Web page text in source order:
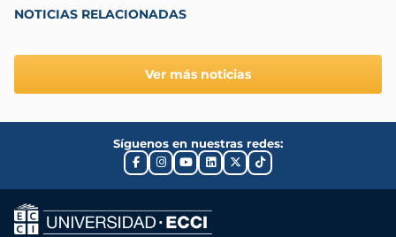
NOTICIAS RELACIONADAS
Ver más noticias
Síguenos en nuestras redes: